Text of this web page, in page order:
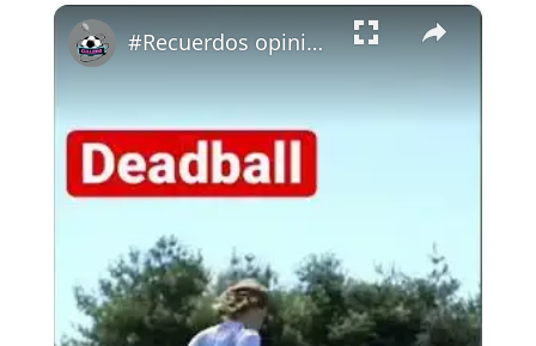
×
#Recuerdos opiniones? Ig: pausegarrra #futbol #cullera #jabulani #mundial